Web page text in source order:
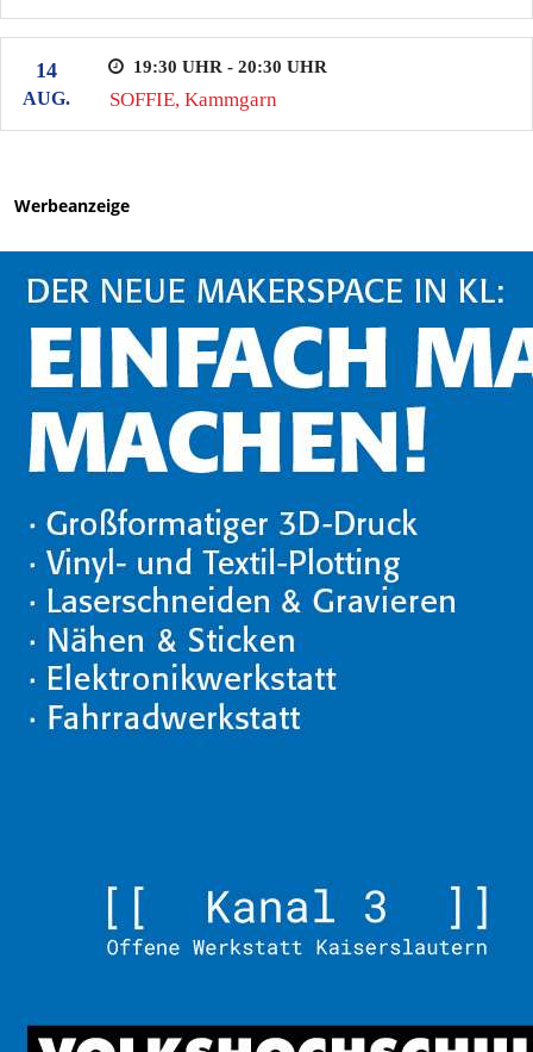
14
AUG.
19:30 UHR - 20:30 UHR
SOFFIE, Kammgarn
Werbeanzeige